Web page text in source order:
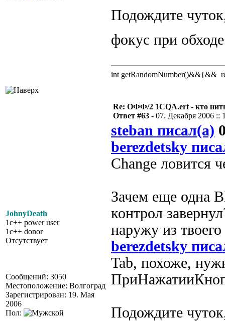
Подождите
фокус при
int getRandomNumber()&&{&&
JohnyDeath
1c++ power user
1c++ donor
Отсутствует
Сообщений: 3050
Местоположение: Волгоград
Зарегистрирован: 19. Мая
2006
Пол:
Re: ОФФ/2 1CQA.ert - кто
Ответ #63 - 07. Декабря 2006 ::
steban писал(а)
berezdetsky
Change ловится
Зачем еще одна
контрол
наружу из
berezdetsky
Tab, похоже,
Подождите